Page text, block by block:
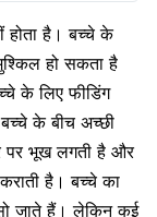
होता है। बच्चे के
हो सकता है
के लिए फीडिंग
के बीच अच्छी
पर भूख लगती है और
है। बच्चे का
जाते हैं। लेकिन कई